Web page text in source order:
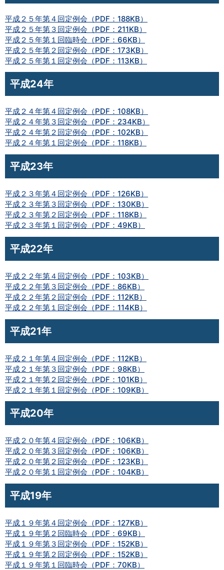
平成２５年第４回定例会（PDF：188KB）
平成２５年第３回定例会（PDF：211KB）
平成２５年第１回臨時会（PDF：66KB）
平成２５年第２回定例会（PDF：173KB）
平成２５年第１回定例会（PDF：113KB）
平成24年
平成２４年第４回定例会（PDF：108KB）
平成２４年第３回定例会（PDF：234KB）
平成２４年第２回定例会（PDF：102KB）
平成２４年第１回定例会（PDF：118KB）
平成23年
平成２３年第４回定例会（PDF：126KB）
平成２３年第３回定例会（PDF：130KB）
平成２３年第２回定例会（PDF：118KB）
平成２３年第１回定例会（PDF：49KB）
平成22年
平成２２年第４回定例会（PDF：103KB）
平成２２年第３回定例会（PDF：86KB）
平成２２年第２回定例会（PDF：112KB）
平成２２年第１回定例会（PDF：114KB）
平成21年
平成２１年第４回定例会（PDF：112KB）
平成２１年第３回定例会（PDF：98KB）
平成２１年第２回定例会（PDF：101KB）
平成２１年第１回定例会（PDF：109KB）
平成20年
平成２０年第４回定例会（PDF：106KB）
平成２０年第３回定例会（PDF：106KB）
平成２０年第２回定例会（PDF：123KB）
平成２０年第１回定例会（PDF：104KB）
平成19年
平成１９年第４回定例会（PDF：127KB）
平成１９年第２回臨時会（PDF：69KB）
平成１９年第３回定例会（PDF：152KB）
平成１９年第２回定例会（PDF：152KB）
平成１９年第１回臨時会（PDF：70KB）